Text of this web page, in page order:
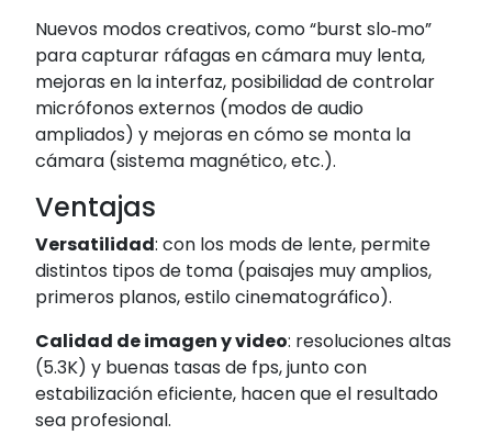
Nuevos modos creativos, como “burst slo‑mo”
para capturar ráfagas en cámara muy lenta,
mejoras en la interfaz, posibilidad de controlar
micrófonos externos (modos de audio
ampliados) y mejoras en cómo se monta la
cámara (sistema magnético, etc.).
Ventajas
Versatilidad: con los mods de lente, permite
distintos tipos de toma (paisajes muy amplios,
primeros planos, estilo cinematográfico).
Calidad de imagen y video: resoluciones altas
(5.3K) y buenas tasas de fps, junto con
estabilización eficiente, hacen que el resultado
sea profesional.